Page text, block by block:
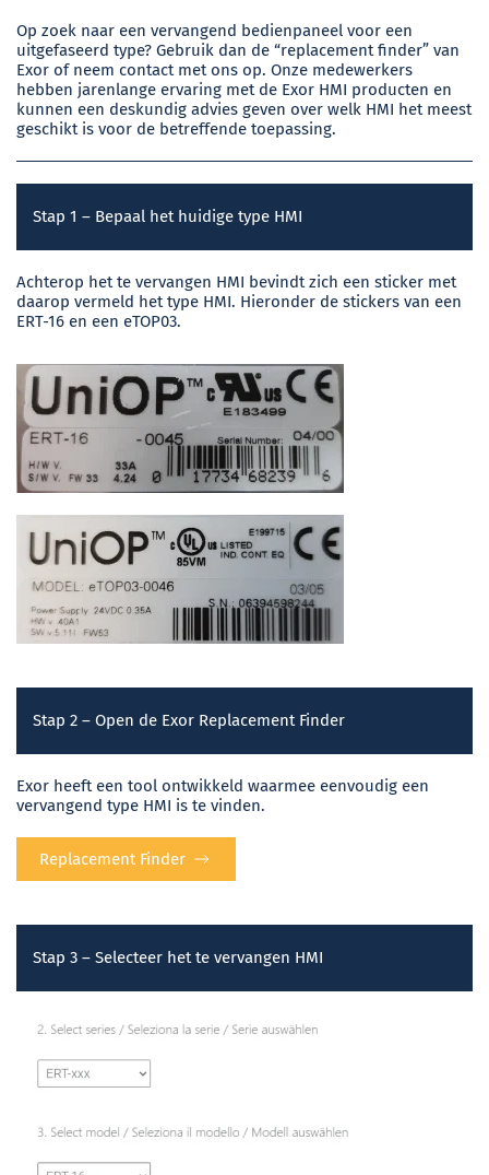
Op zoek naar een vervangend bedienpaneel voor een
uitgefaseerd type? Gebruik dan de “replacement finder” van
Exor of neem contact met ons op. Onze medewerkers
hebben jarenlange ervaring met de Exor HMI producten en
kunnen een deskundig advies geven over welk HMI het meest
geschikt is voor de betreffende toepassing.
Stap 1 – Bepaal het huidige type HMI
Achterop het te vervangen HMI bevindt zich een sticker met
daarop vermeld het type HMI. Hieronder de stickers van een
ERT-16 en een eTOP03.
Stap 2 – Open de Exor Replacement Finder
Exor heeft een tool ontwikkeld waarmee eenvoudig een
vervangend type HMI is te vinden.
Replacement Finder
Stap 3 – Selecteer het te vervangen HMI